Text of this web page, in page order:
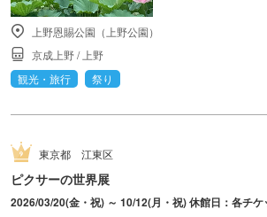
上野恩賜公園（上野公園）
京成上野/上野
観光・旅行
祭り
東京都 江東区
ピクサーの世界展